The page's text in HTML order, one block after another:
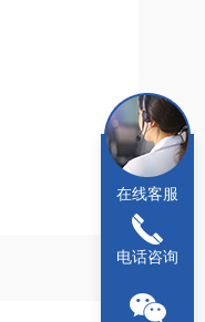
工作距离
在线客服
电话咨询